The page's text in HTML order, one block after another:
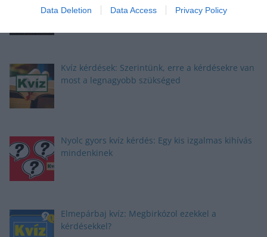
Data Deletion Data Access Privacy Policy
feladványokkal?
Kvíz kérdések: Szerintünk, erre a kérdésekre van
most a legnagyobb szükséged
Nyolc gyors kvíz kérdés: Egy kis izgalmas kihívás
mindenkinek
Elmepárbaj kvíz: Megbirkózol ezekkel a
kérdésekkel?